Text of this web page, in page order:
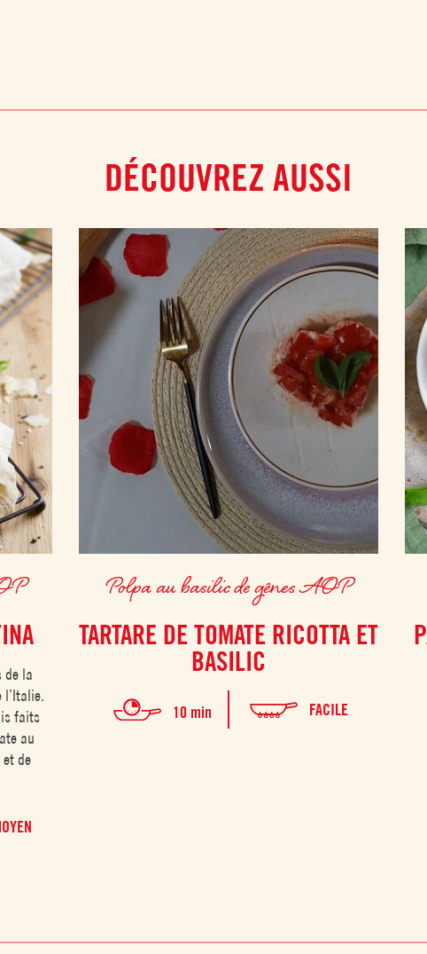
DÉCOUVREZ AUSSI
de la
l’Italie.
faits
au
de
Polpa au basilic de gênes AOP
TARTARE DE TOMATE RICOTTA ET
BASILIC
10 min FACILE